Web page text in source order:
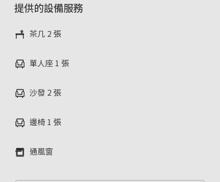
提供的設備服務
茶几 2 張
單人座 1 張
沙發 2 張
邊椅 1 張
通風窗